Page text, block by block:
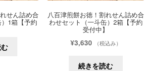
せん詰め合
1箱【予約
八百津煎餅お徳！割れせん詰め合
わせセット（一斗缶）2箱【予約
受付中】
¥3,630 （税込み）
続きを読む